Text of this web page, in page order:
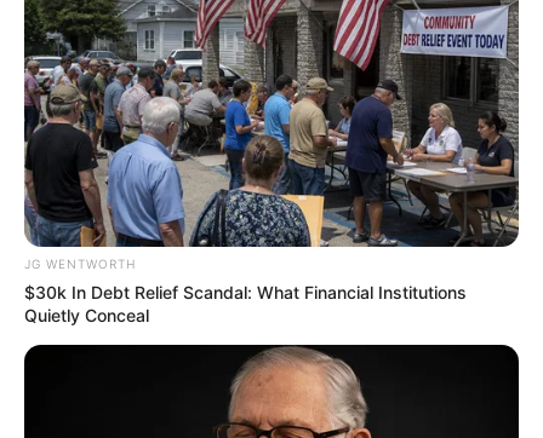
Tarantino’s Latest Effort Will Probably Be His Best To
Date
BRAINBERRIES
Dare To Watch: 6 Movies So Bad They're Good
JG WENTWORTH
$30k In Debt Relief Scandal: What Financial Institutions
Quietly Conceal